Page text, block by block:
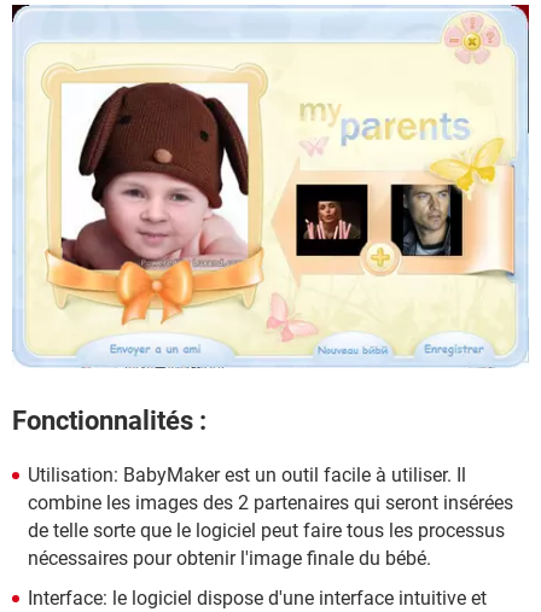
Fonctionnalités :
Utilisation: BabyMaker est un outil facile à utiliser. Il
combine les images des 2 partenaires qui seront insérées
de telle sorte que le logiciel peut faire tous les processus
nécessaires pour obtenir l'image finale du bébé.
Interface: le logiciel dispose d'une interface intuitive et